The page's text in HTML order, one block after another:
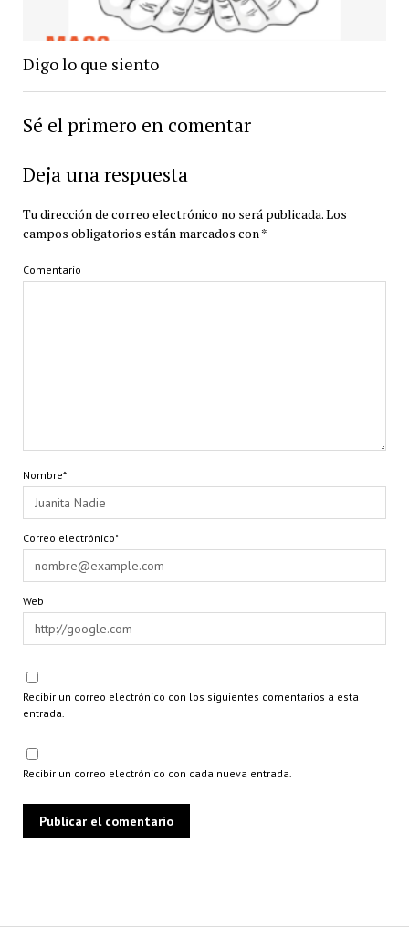
Digo lo que siento
Sé el primero en comentar
Deja una respuesta
Tu dirección de correo electrónico no será publicada.Los
campos obligatorios están marcados con *
Comentario
Nombre*
Correo electrónico*
Web
Recibir un correo electrónico con los siguientes comentarios a esta
entrada.
Recibir un correo electrónico con cada nueva entrada.